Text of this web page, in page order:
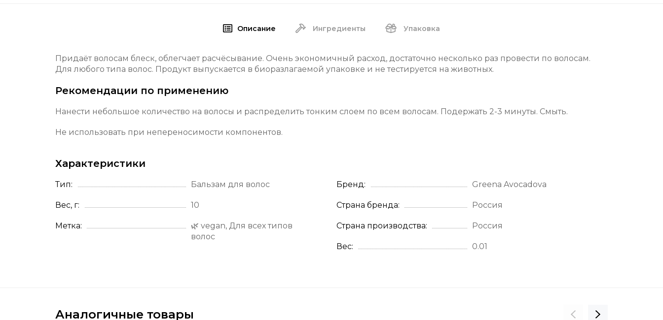
Описание Ингредиенты Упаковка
Придаёт волосам блеск, облегчает расчёсывание. Очень экономичный расход, достаточно несколько раз провести по волосам.
Для любого типа волос. Продукт выпускается в биоразлагаемой упаковке и не тестируется на животных.
Рекомендации по применению
Нанести небольшое количество на волосы и распределить тонким слоем по всем волосам. Подержать 2-3 минуты. Смыть.
Не использовать при непереносимости компонентов.
Характеристики
Тип Бальзам для волос
Вес, г 10
Метка
🌿 vegan, Для всех типов
волос
Бренд Greena Avocadova
Страна бренда Россия
Страна производства Россия
Вес 0.01
Аналогичные товары